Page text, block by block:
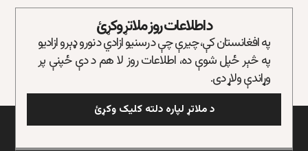
د اطلاعات روز ملاتړ وکړئ
په افغانستان کې، چیرې چې د رسنیو ازادي د نورو ډېرو ازادیو
په څېر ځپل شوې ده، اطلاعات روز لا هم د دې ځپنې پر
وړاندې ولاړ دی.
د ملاتړ لپاره دلته کلیک وکړئ